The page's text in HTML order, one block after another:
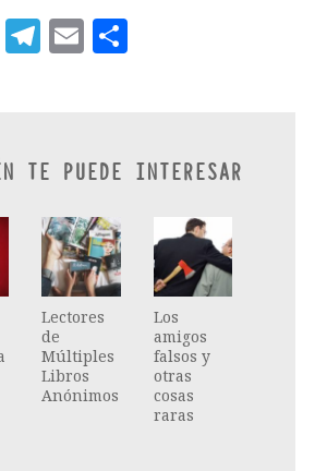
Twitter
Telegram
Email
TE PUEDE INTERESAR
Lectores
de
Múltiples
Libros
Anónimos
Los
amigos
falsos y
otras
cosas
raras